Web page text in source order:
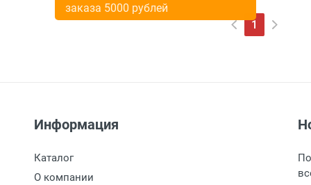
1
Информация
Каталог
О компании
заказа 5000 рублей